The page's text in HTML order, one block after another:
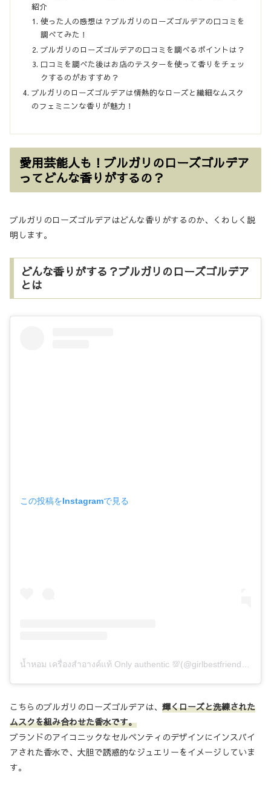
紹介
使った人の感想は？ブルガリのローズゴルデアの口コミを
調べてみた！
ブルガリのローズゴルデアの口コミを調べるポイントは？
口コミを調べた後はお店のテスターを使って香りをチェッ
クするのがおすすめ？
ブルガリのローズゴルデアは情熱的なローズと繊細なムスク
のフェミニンな香りが魅力！
愛用芸能人も！ブルガリのローズゴルデア
ってどんな香りがするの？
ブルガリのローズゴルデアはどんな香りがするのか、くわしく説
明します。
どんな香りがする？ブルガリのローズゴルデア
とは
この投稿をInstagramで見る
น้ำหอม เครื่องสำอางค์แท้ Only authentic 💯(@girlbestfriend.ss)がシェアした投稿
こちらのブルガリのローズゴルデアは、 輝くローズと洗練された
ムスクを組み合わせた香水です。
ブランドのアイコニックなセルペンティのデザインにインスパイ
アされた香水で、大胆で誘惑的なジュエリーをイメージしていま
す。